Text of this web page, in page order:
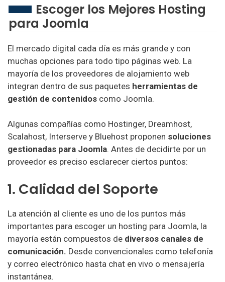
Tropical Server Hosting
Hosting Mexico
Neubox Hosting
SuEmpresa Hosting
MexiServer Hosting
DigitalServer Hosting
Arte Hosting
Escoger los Mejores Hosting
para Joomla
El mercado digital cada día es más grande y con
muchas opciones para todo tipo páginas web. La
mayoría de los proveedores de alojamiento web
integran dentro de sus paquetes herramientas de
gestión de contenidos como Joomla.
Algunas compañías como Hostinger, Dreamhost,
Scalahost, Interserve y Bluehost proponen soluciones
gestionadas para Joomla. Antes de decidirte por un
proveedor es preciso esclarecer ciertos puntos:
1. Calidad del Soporte
La atención al cliente es uno de los puntos más
importantes para escoger un hosting para Joomla, la
mayoría están compuestos de diversos canales de
comunicación. Desde convencionales como telefonía
y correo electrónico hasta chat en vivo o mensajería
instantánea.